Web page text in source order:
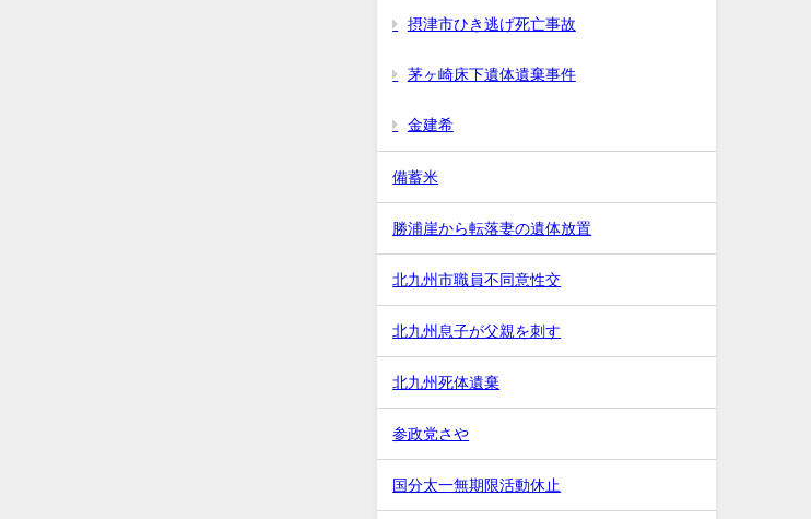
摂津市ひき逃げ死亡事故
茅ヶ崎床下遺体遺棄事件
金建希
備蓄米
勝浦崖から転落妻の遺体放置
北九州市職員不同意性交
北九州息子が父親を刺す
北九州死体遺棄
参政党さや
国分太一無期限活動休止